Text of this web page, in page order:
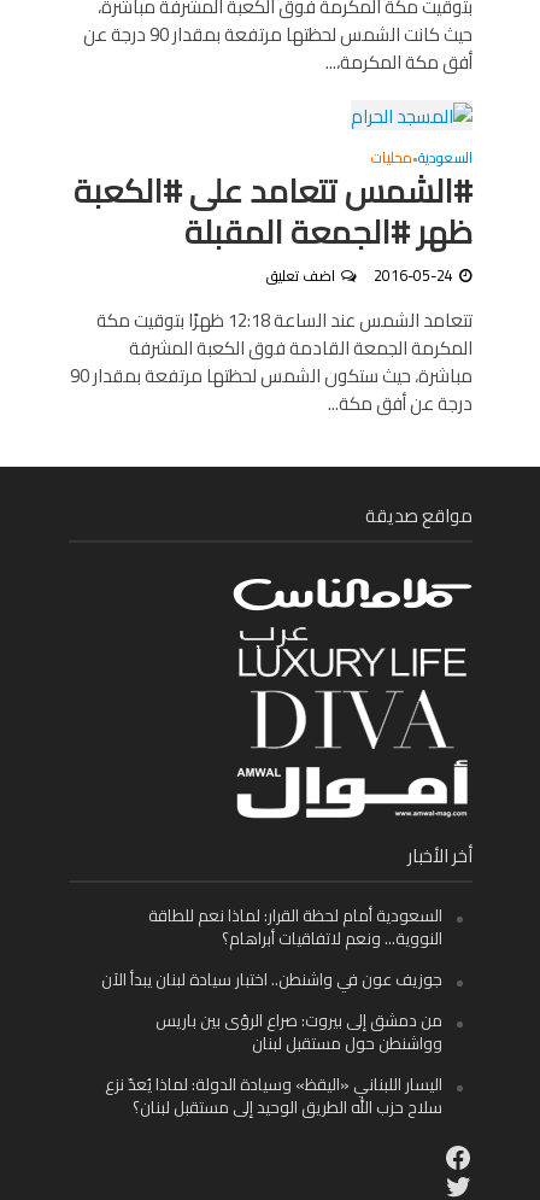
حيث كانت الشمس لحظتها مرتفعة بمقدار 90 درجة عن
أفق مكة المكرمة،...
السعودية•محليات
#الشمس تتعامد على #الكعبة
ظهر #الجمعة المقبلة
2016-05-24 اضف تعليق
تتعامد الشمس عند الساعة 12:18 ظهرًا بتوقيت مكة
المكرمة الجمعة القادمة فوق الكعبة المشرفة
مباشرة، حيث ستكون الشمس لحظتها مرتفعة بمقدار 90
درجة عن أفق مكة...
مواقع صديقة
أخر الأخبار
السعودية أمام لحظة القرار: لماذا نعم للطاقة
النووية… ونعم لاتفاقيات أبراهام؟
جوزيف عون في واشنطن.. اختبار سيادة لبنان يبدأ الآن
من دمشق إلى بيروت: صراع الرؤى بين باريس
وواشنطن حول مستقبل لبنان
اليسار اللبناني «اليقظ» وسيادة الدولة: لماذا يُعدّ نزع
سلاح حزب الله الطريق الوحيد إلى مستقبل لبنان؟
Facebook
Twitter